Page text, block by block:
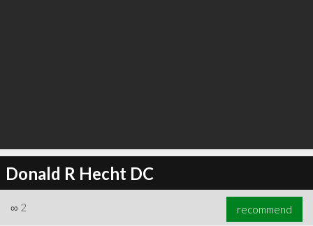
Donald R Hecht DC
∞ 2 recommend